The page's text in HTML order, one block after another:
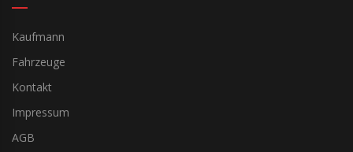
Kaufmann
Fahrzeuge
Kontakt
Impressum
AGB